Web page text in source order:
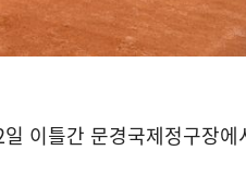
일 이틀간 문경국제정구장에